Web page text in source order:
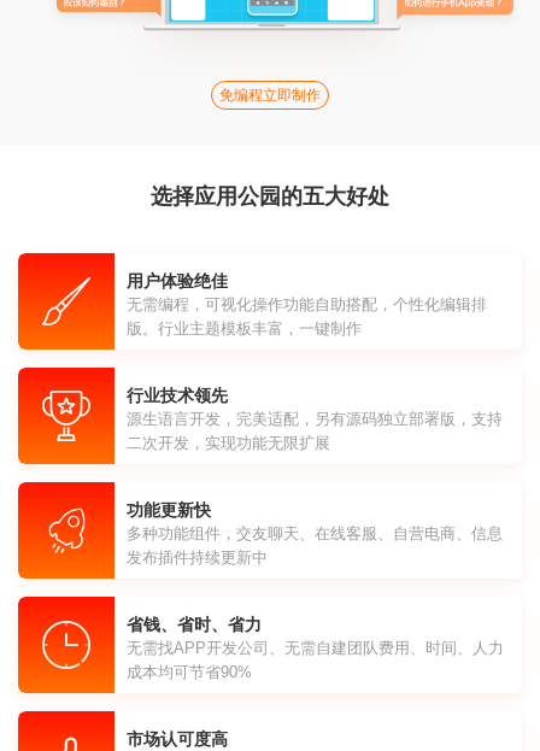
免编程立即制作
选择应用公园的五大好处
用户体验绝佳
无需编程，可视化操作功能自助搭配，个性化编辑排
版。行业主题模板丰富，一键制作
行业技术领先
源生语言开发，完美适配，另有源码独立部署版，支持
二次开发，实现功能无限扩展
功能更新快
多种功能组件，交友聊天、在线客服、自营电商、信息
发布插件持续更新中
省钱、省时、省力
无需找APP开发公司、无需自建团队费用、时间、人力
成本均可节省90%
市场认可度高